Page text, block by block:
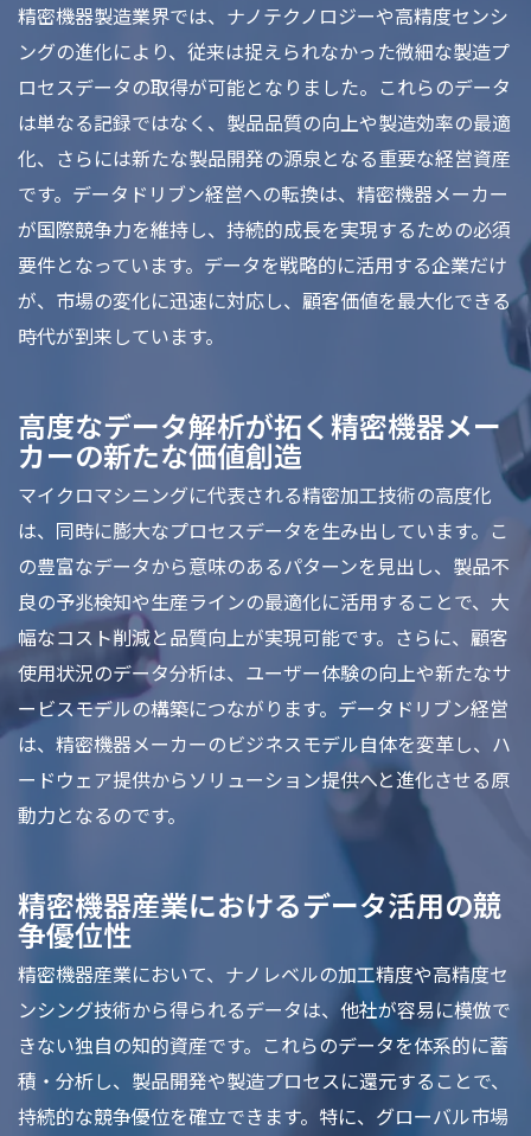
精密機器製造業界では、ナノテクノロジーや高精度センシ
ングの進化により、従来は捉えられなかった微細な製造プ
ロセスデータの取得が可能となりました。これらのデータ
は単なる記録ではなく、製品品質の向上や製造効率の最適
化、さらには新たな製品開発の源泉となる重要な経営資産
です。データドリブン経営への転換は、精密機器メーカー
が国際競争力を維持し、持続的成長を実現するための必須
要件となっています。データを戦略的に活用する企業だけ
が、市場の変化に迅速に対応し、顧客価値を最大化できる
時代が到来しています。
高度なデータ解析が拓く精密機器メー
カーの新たな価値創造
マイクロマシニングに代表される精密加工技術の高度化
は、同時に膨大なプロセスデータを生み出しています。こ
の豊富なデータから意味のあるパターンを見出し、製品不
良の予兆検知や生産ラインの最適化に活用することで、大
幅なコスト削減と品質向上が実現可能です。さらに、顧客
使用状況のデータ分析は、ユーザー体験の向上や新たなサ
ービスモデルの構築につながります。データドリブン経営
は、精密機器メーカーのビジネスモデル自体を変革し、ハ
ードウェア提供からソリューション提供へと進化させる原
動力となるのです。
精密機器産業におけるデータ活用の競
争優位性
精密機器産業において、ナノレベルの加工精度や高精度セ
ンシング技術から得られるデータは、他社が容易に模倣で
きない独自の知的資産です。これらのデータを体系的に蓄
積・分析し、製品開発や製造プロセスに還元することで、
持続的な競争優位を確立できます。特に、グローバル市場